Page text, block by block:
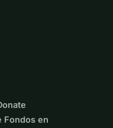
Fondos en